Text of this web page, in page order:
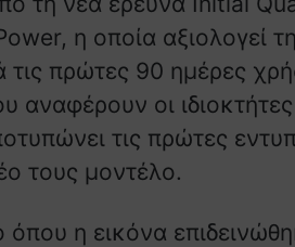
η οποία αξιολογεί
τις πρώτες 90 ημέρες
αναφέρουν οι
τις πρώτες
τους μοντέλο.
όπου η εικόνα